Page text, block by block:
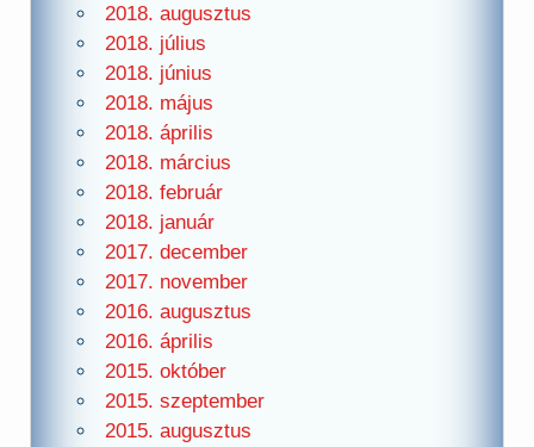
2018. augusztus
2018. július
2018. június
2018. május
2018. április
2018. március
2018. február
2018. január
2017. december
2017. november
2016. augusztus
2016. április
2015. október
2015. szeptember
2015. augusztus